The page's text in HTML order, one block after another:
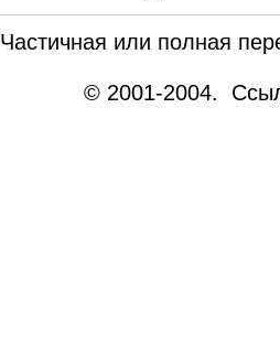
Частичная или полная
© 2001-2004.